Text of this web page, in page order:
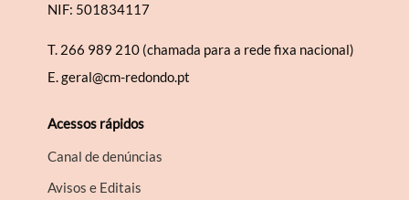
NIF: 501834117
T. 266 989 210 (chamada para a rede fixa nacional)
E.geral@cm-redondo.pt
Acessos rápidos
Canal de denúncias
Avisos e Editais